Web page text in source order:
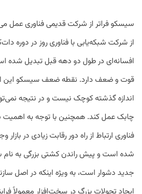
سیسکو فراتر از شرکت قدیمی فناوری
از شرکت شبکه‌یابی با فناوری روز در دوره
افسانه‌ای در طول دو دهه قبل تبدیل شده
قوت و ضعف دارد. نقطه ضعف سیسکو این
اندازه گذشته کوچک نیست و در نتیجه
چابک عمل کند. همچنین با توجه به اهمیت
فناوری ارتباط از راه دور رقابت زیادی در
شده است و پیش راندن کشتی بزرگی به
جدید دشوار است، به ویژه اینکه در اصل